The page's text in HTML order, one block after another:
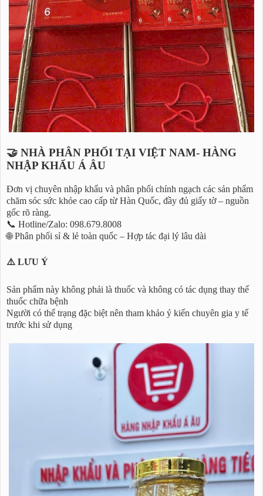
🤝 NHÀ PHÂN PHỐI TẠI VIỆT NAM- HÀNG
NHẬP KHẨU Á ÂU
Đơn vị chuyên nhập khẩu và phân phối chính ngạch các sản phẩm
chăm sóc sức khỏe cao cấp từ Hàn Quốc, đầy đủ giấy tờ – nguồn
gốc rõ ràng.
📞 Hotline/Zalo: 098.679.8008
🌐 Phân phối sỉ & lẻ toàn quốc – Hợp tác đại lý lâu dài
⚠️ LƯU Ý
Sản phẩm này không phải là thuốc và không có tác dụng thay thế
thuốc chữa bệnh
Người có thể trạng đặc biệt nên tham khảo ý kiến chuyên gia y tế
trước khi sử dụng